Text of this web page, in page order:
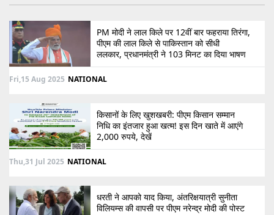
PM मोदी ने लाल किले पर 12वीं बार फहराया तिरंगा,
पीएम की लाल किले से पाकिस्तान को सीधी
ललकार, प्रधानमंत्री ने 103 मिनट का दिया भाषण
Fri,15 Aug 2025 NATIONAL
किसानों के लिए खुशखबरी: पीएम किसान सम्मान
निधि का इंतजार हुआ खत्म! इस दिन खाते में आएंगे
2,000 रुपये, देखें
Thu,31 Jul 2025 NATIONAL
धरती ने आपको याद किया, अंतरिक्षयात्री सुनीता
विलियम्स की वापसी पर पीएम नरेन्द्र मोदी की पोस्ट